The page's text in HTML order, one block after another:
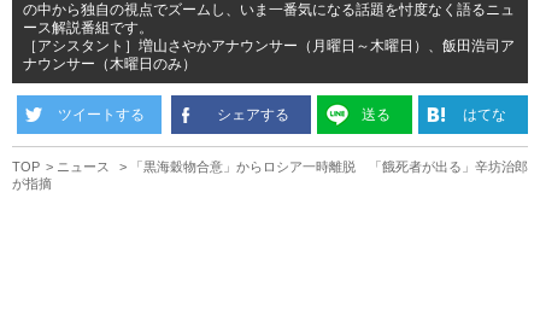
の中から独自の視点でズームし、いま一番気になる話題を忖度なく語るニュ
ース解説番組です。
［アシスタント］増山さやかアナウンサー（月曜日～木曜日）、飯田浩司ア
ナウンサー（木曜日のみ）
ツイートする シェアする 送る はてな
TOP ニュース
「黒海穀物合意」からロシア一時離脱 「餓死者が出る」辛坊治郎
が指摘